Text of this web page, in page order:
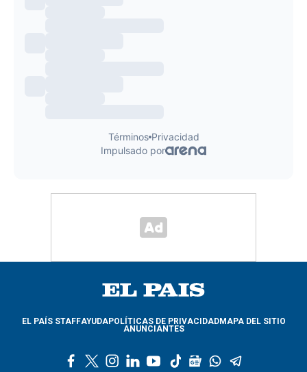
EL PAÍS STAFFAYUDAPOLÍTICAS DE PRIVACIDADMAPA DEL SITIO
ANUNCIANTES
l
y
t
g
w